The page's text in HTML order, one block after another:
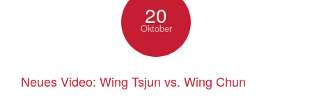
20
Oktober
Neues Video: Wing Tsjun vs. Wing Chun